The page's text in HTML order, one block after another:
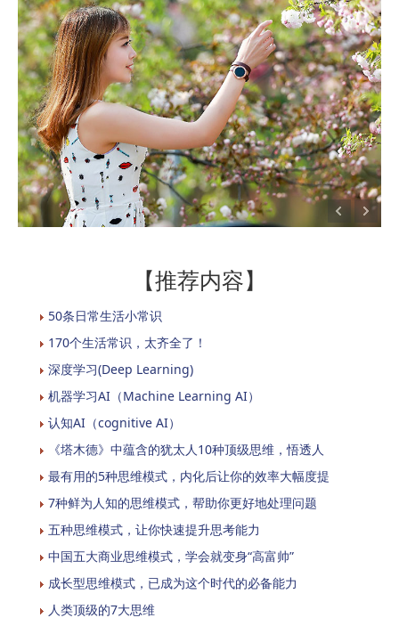
【推荐内容】
50条日常生活小常识
170个生活常识，太齐全了！
深度学习(Deep Learning)
机器学习AI（Machine Learning AI）
认知AI（cognitive AI）
《塔木德》中蕴含的犹太人10种顶级思维，悟透人
最有用的5种思维模式，内化后让你的效率大幅度提
7种鲜为人知的思维模式，帮助你更好地处理问题
五种思维模式，让你快速提升思考能力
中国五大商业思维模式，学会就变身“高富帅”
成长型思维模式，已成为这个时代的必备能力
人类顶级的7大思维